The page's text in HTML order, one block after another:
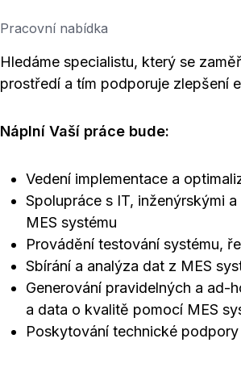
Pracovní nabídka
Hledáme specialistu, který se
prostředí a tím podporuje zlepšení
Náplní Vaší práce bude:
Vedení implementace a
Spolupráce s IT, inženýrskými
MES systému
Provádění testování systému,
Sbírání a analýza dat z MES
Generování pravidelných a
a data o kvalitě pomocí MES
Poskytování technické